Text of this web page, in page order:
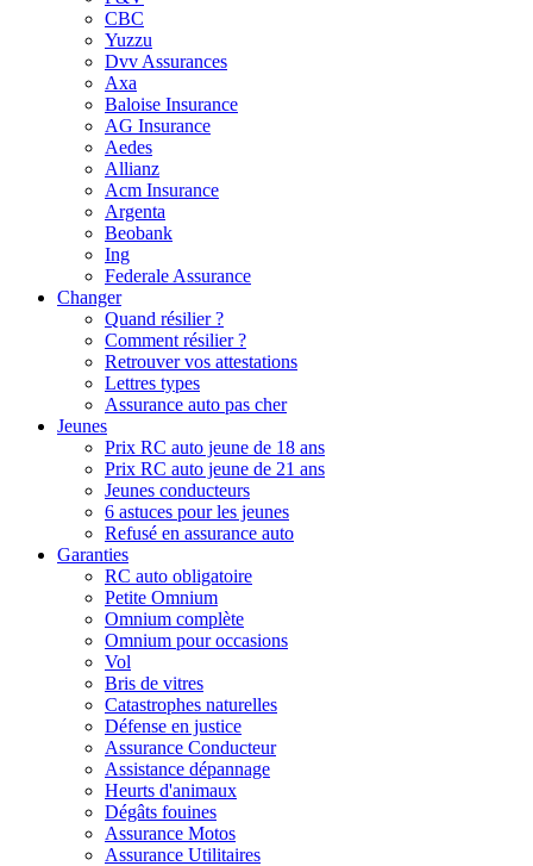
CBC
Yuzzu
Dvv Assurances
Axa
Baloise Insurance
AG Insurance
Aedes
Allianz
Acm Insurance
Argenta
Beobank
Ing
Federale Assurance
Changer
Quand résilier ?
Comment résilier ?
Retrouver vos attestations
Lettres types
Assurance auto pas cher
Jeunes
Prix RC auto jeune de 18 ans
Prix RC auto jeune de 21 ans
Jeunes conducteurs
6 astuces pour les jeunes
Refusé en assurance auto
Garanties
RC auto obligatoire
Petite Omnium
Omnium complète
Omnium pour occasions
Vol
Bris de vitres
Catastrophes naturelles
Défense en justice
Assurance Conducteur
Assistance dépannage
Heurts d'animaux
Dégâts fouines
Assurance Motos
Assurance Utilitaires